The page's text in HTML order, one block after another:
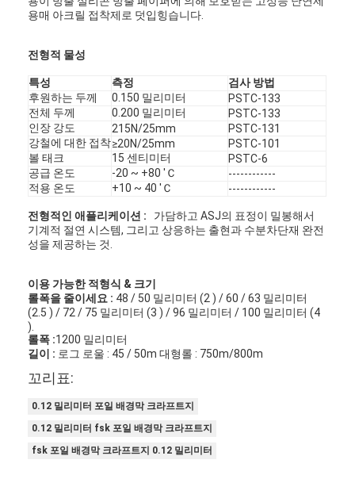
용매 아크릴 접착제로 덧입힝습니다.
전형적 물성
특성 측정
검사 방법
후원하는 두께
0.150 밀리미터
PSTC-133
전체 두께
0.200 밀리미터
PSTC-133
인장 강도
215N/25mm
PSTC-131
강철에 대한 접착≥20N/25mm
PSTC-101
볼 태크
15 센티미터
PSTC-6
공급 온도
-20 ~ +80 'Ｃ
------------
적용 온도
+10 ~ 40 'Ｃ ------------
전형적인 애플리케이션 : 가담하고 ASJ의 표정이 밀봉해서
기계적 절연 시스템, 그리고 상응하는 출현과 수분차단재 완전
성을 제공하는 것.
이용 가능한 적형식 & 크기
롤폭을 줄이세요 : 48 / 50 밀리미터 (2 ) / 60 / 63 밀리미터
(2.5 ) / 72 / 75 밀리미터 (3 ) / 96 밀리미터 / 100 밀리미터 (4
).
롤폭 :1200 밀리미터
길이 : 로그 로울 : 45 / 50m 대형롤 : 750m/800m
꼬리표:
0.12 밀리미터 포일 배경막 크라프트지
0.12 밀리미터 fsk 포일 배경막 크라프트지
fsk 포일 배경막 크라프트지 0.12 밀리미터